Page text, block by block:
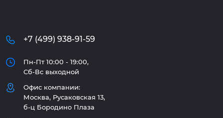
+7 (499) 938-91-59
Пн-Пт 10:00 - 19:00,
Сб-Вс выходной
Офис компании:
Москва, Русаковская 13,
б-ц Бородино Плаза